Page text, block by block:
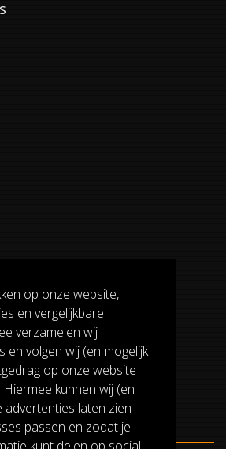
op onze website,
en vergelijkbare
verzamelen wij
en volgen wij (en mogelijk
op onze website
kunnen wij (en
advertenties laten zien
passen en zodat je